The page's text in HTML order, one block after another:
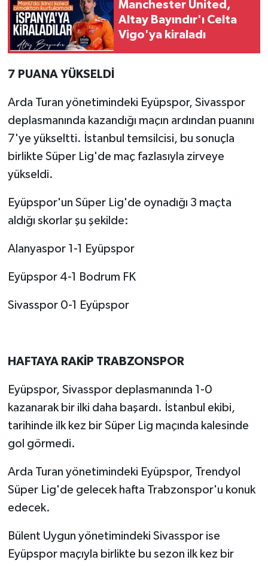
Manchester United,
Altay Bayındır'ı Celta
Vigo'ya kiraladı
7 PUANA YÜKSELDİ
Arda Turan yönetimindeki Eyüpspor, Sivasspor
deplasmanında kazandığı maçın ardından puanını
7'ye yükseltti. İstanbul temsilcisi, bu sonuçla
birlikte Süper Lig'de maç fazlasıyla zirveye
yükseldi.
Eyüpspor'un Süper Lig'de oynadığı 3 maçta
aldığı skorlar şu şekilde:
Alanyaspor 1-1 Eyüpspor
Eyüpspor 4-1 Bodrum FK
Sivasspor 0-1 Eyüpspor
HAFTAYA RAKİP TRABZONSPOR
Eyüpspor, Sivasspor deplasmanında 1-0
kazanarak bir ilki daha başardı. İstanbul ekibi,
tarihinde ilk kez bir Süper Lig maçında kalesinde
gol görmedi.
Arda Turan yönetimindeki Eyüpspor, Trendyol
Süper Lig'de gelecek hafta Trabzonspor'u konuk
edecek.
Bülent Uygun yönetimindeki Sivasspor ise
Eyüpspor maçıyla birlikte bu sezon ilk kez bir